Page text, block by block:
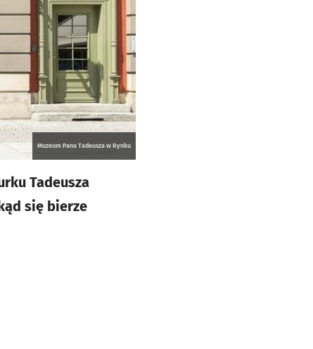
Muzeum Pana Tadeusza w Rynku
Tadeusza
się bierze